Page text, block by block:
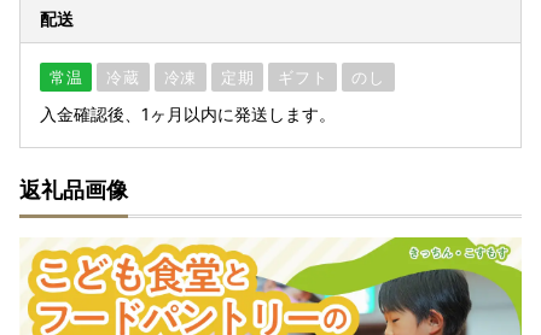
配送
常温 冷蔵 冷凍 定期 ギフト のし
入金確認後、1ヶ月以内に発送します。
返礼品画像